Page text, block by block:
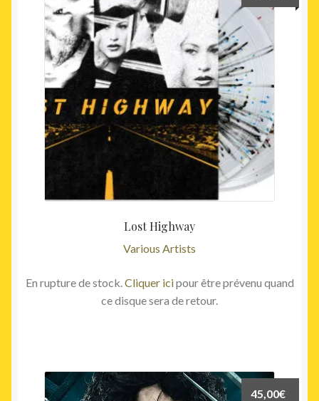
Lost Highway
Various Artists
En rupture de stock. Cliquer icipour être prévenu quand
ce disque sera de retour.
45,00€